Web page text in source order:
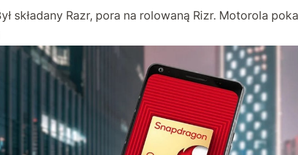
składany Razr, pora na rolowaną Rizr. Motorola